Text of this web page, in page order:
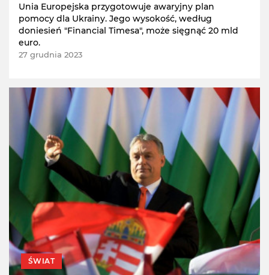
Unia Europejska przygotowuje awaryjny plan
pomocy dla Ukrainy. Jego wysokość, według
doniesień "Financial Timesa", może sięgnąć 20 mld
euro.
27 grudnia 2023
ŚWIAT